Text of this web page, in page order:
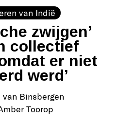
van Indië
zwijgen’
collectief
er niet
werd’
van Binsbergen
Toorop